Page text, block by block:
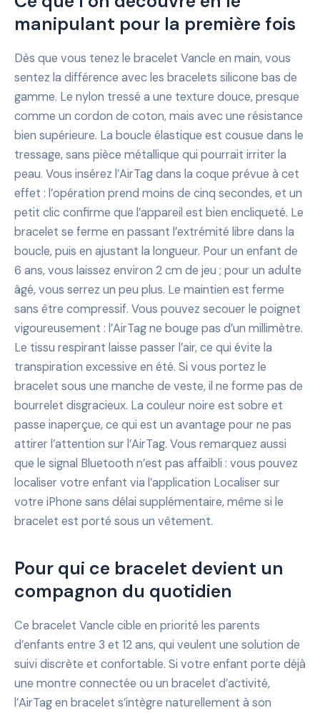
manipulant pour la première fois
Dès que vous tenez le bracelet Vancle en main, vous
sentez la différence avec les bracelets silicone bas de
gamme. Le nylon tressé a une texture douce, presque
comme un cordon de coton, mais avec une résistance
bien supérieure. La boucle élastique est cousue dans le
tressage, sans pièce métallique qui pourrait irriter la
peau. Vous insérez l’AirTag dans la coque prévue à cet
effet : l’opération prend moins de cinq secondes, et un
petit clic confirme que l’appareil est bien encliqueté. Le
bracelet se ferme en passant l’extrémité libre dans la
boucle, puis en ajustant la longueur. Pour un enfant de
6 ans, vous laissez environ 2 cm de jeu ; pour un adulte
âgé, vous serrez un peu plus. Le maintien est ferme
sans être compressif. Vous pouvez secouer le poignet
vigoureusement : l’AirTag ne bouge pas d’un millimètre.
Le tissu respirant laisse passer l’air, ce qui évite la
transpiration excessive en été. Si vous portez le
bracelet sous une manche de veste, il ne forme pas de
bourrelet disgracieux. La couleur noire est sobre et
passe inaperçue, ce qui est un avantage pour ne pas
attirer l’attention sur l’AirTag. Vous remarquez aussi
que le signal Bluetooth n’est pas affaibli : vous pouvez
localiser votre enfant via l’application Localiser sur
votre iPhone sans délai supplémentaire, même si le
bracelet est porté sous un vêtement.
Pour qui ce bracelet devient un
compagnon du quotidien
Ce bracelet Vancle cible en priorité les parents
d’enfants entre 3 et 12 ans, qui veulent une solution de
suivi discrète et confortable. Si votre enfant porte déjà
une montre connectée ou un bracelet d’activité,
l’AirTag en bracelet s’intègre naturellement à son